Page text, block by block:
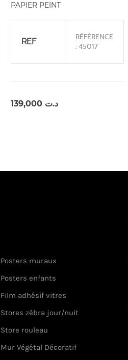
PAPIER PEINT
REF
RÉFÉRENCE
: 45017
د.ت
Posters muraux
Posters enfants
Film adhésif vitres
Stores zébra jour/nuit
Store rouleau
Mur Végétal Décoratif